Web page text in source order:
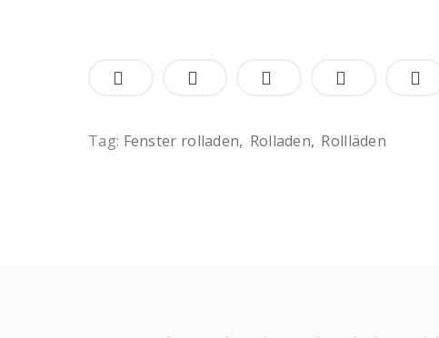
Tag: Fenster rolladen Rolladen Rollläden